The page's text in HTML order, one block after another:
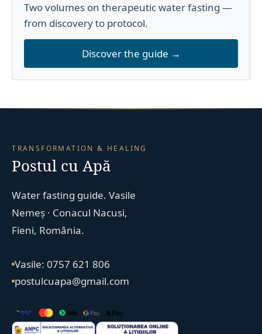
Two volumes on therapeutic water fasting —
from discovery to protocol.
Discover the guide →
TRANSFORMATION & HEALING
Postul cu Apă
Water fasting guide. Vasile
Nemeș · Conacul Nacusi,
Fieni, România.
Vasile: 0757 621 806
postulcuapa@gmail.com